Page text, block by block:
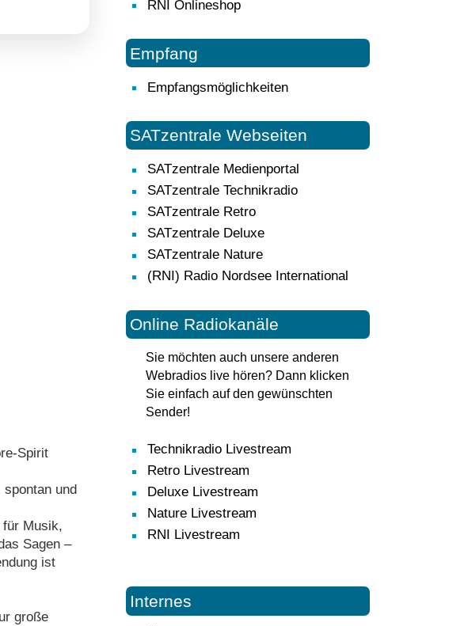
Spirit
und
für Musik,
Sagen –
ist
große
RNI Onlineshop
Empfang
Empfangsmöglichkeiten
SATzentrale Webseiten
SATzentrale Medienportal
SATzentrale Technikradio
SATzentrale Retro
SATzentrale Deluxe
SATzentrale Nature
(RNI) Radio Nordsee International
Online Radiokanäle
Sie möchten auch unsere anderen
Webradios live hören? Dann klicken
Sie einfach auf den gewünschten
Sender!
Technikradio Livestream
Retro Livestream
Deluxe Livestream
Nature Livestream
RNI Livestream
Internes